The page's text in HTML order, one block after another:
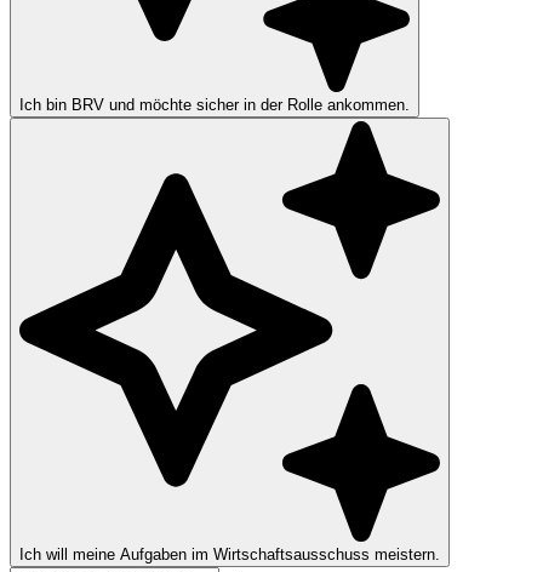
Ich bin BRV und möchte sicher in der Rolle ankommen.
Ich will meine Aufgaben im Wirtschaftsausschuss meistern.